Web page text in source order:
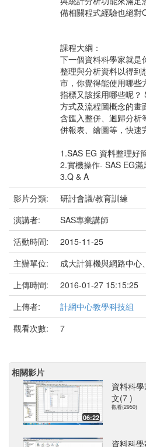
備相關程式經驗也絕對
課程大綱：
下一個資料科學家就是
整理與分析資料以得到
市，你覺得能使用哪些
指標又該採用哪些呢？
方式及流程圖概念的畫
含匯入整併、迴歸分析
併報表、繪圖等，快速
1.SAS EG 資料整理好
2.實機操作- SAS EG
3.Q & A
影片分類:
研討會議/教育訓練
演講者:
SAS專業講師
活動時間:
2015-11-25
主辦單位:
成大計算機與網路中心
上傳時間:
2016-01-27 15:15:25
上傳者:
計網中心教學科技組
觀看次數:
7
相關影片
06:22
資料科
文(7 )
觀看(2950)
資料科